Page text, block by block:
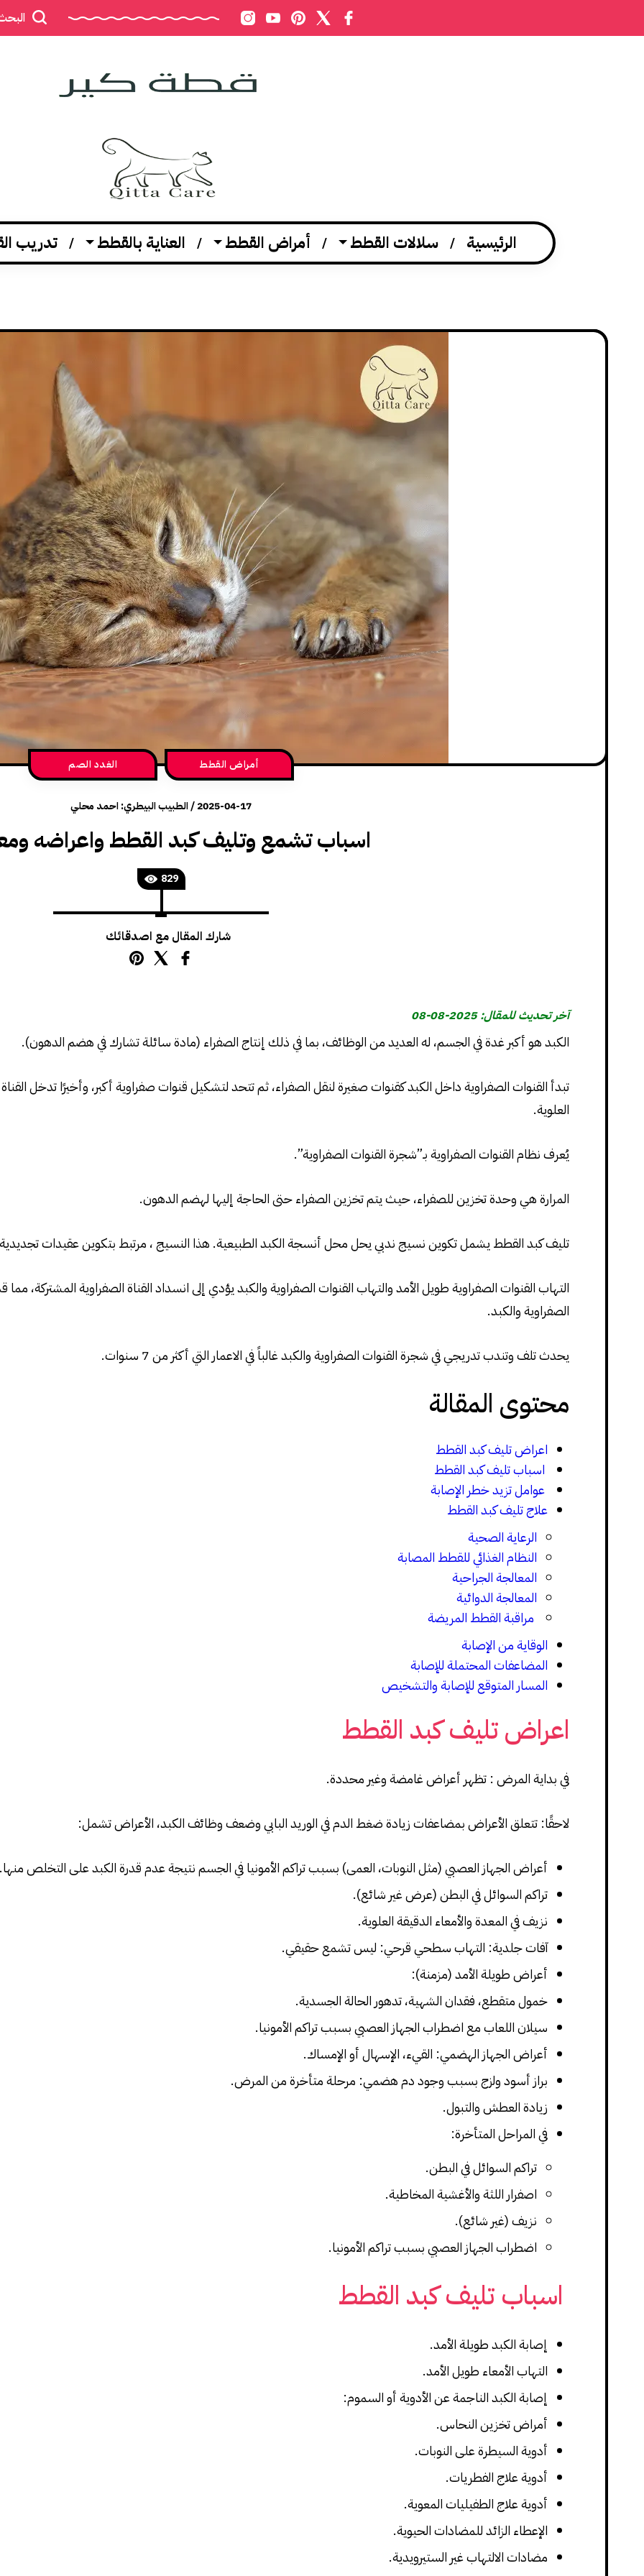
الرئيسية سلالات القطط أمراض القطط العناية بالقطط تدريب
أمراض القطط الغدد الصم
2025-04-17
/الطبيب البيطري: احمد محلي
اسباب تشمع وتليف كبد القطط واعراضه
829
شارك المقال مع اصدقائك
آخر تحديث للمقال: 2025-08-08
الكبد هو أكبر غدة في الجسم، له العديد من الوظائف، بما في ذلك إنتاج الصفراء (مادة سائلة تشارك في هضم الدهون).
تبدأ القنوات الصفراوية داخل الكبد كقنوات صغيرة لنقل الصفراء، ثم تتحد لتشكيل قنوات صفراوية أكبر، وأخيرًا تدخل
العلوية.
يُعرف نظام القنوات الصفراوية بـ”شجرة القنوات الصفراوية”.
المرارة هي وحدة تخزين للصفراء، حيث يتم تخزين الصفراء حتى الحاجة إليها لهضم الدهون.
تليف كبد القطط يشمل تكوين نسيج ندبي يحل محل أنسجة الكبد الطبيعية. هذا النسيج ، مرتبط بتكوين عقيدات تجديدية
التهاب القنوات الصفراوية طويل الأمد والتهاب القنوات الصفراوية والكبد يؤدي إلى انسداد القناة الصفراوية المشتركة،
الصفراوية والكبد.
يحدث تلف وتندب تدريجي في شجرة القنوات الصفراوية والكبد غالباً في الاعمار التي أكثر من 7 سنوات.
محتوى المقالة
اعراض تليف كبد القطط
اسباب تليف كبد القطط
عوامل تزيد خطر الإصابة
علاج تليف كبد القطط
الرعاية الصحية
النظام الغذائي للقطط المصابة
المعالجة الجراحية
المعالجة الدوائية
مراقبة القطط المريضة
الوقاية من الإصابة
المضاعفات المحتملة للإصابة
المسار المتوقع للإصابة والتشخيص
اعراض تليف كبد القطط
في بداية المرض : تظهر أعراض غامضة وغير محددة.
لاحقًا: تتعلق الأعراض بمضاعفات زيادة ضغط الدم في الوريد البابي وضعف وظائف الكبد، الأعراض تشمل:
أعراض الجهاز العصبي (مثل النوبات، العمى) بسبب تراكم الأمونيا في الجسم نتيجة عدم قدرة الكبد على التخلص منها.
تراكم السوائل في البطن (عرض غير شائع).
نزيف في المعدة والأمعاء الدقيقة العلوية.
آفات جلدية: التهاب سطحي قرحي: ليس تشمع حقيقي.
أعراض طويلة الأمد (مزمنة):
خمول متقطع، فقدان الشهية، تدهور الحالة الجسدية.
سيلان اللعاب مع اضطراب الجهاز العصبي بسبب تراكم الأمونيا.
أعراض الجهاز الهضمي: القيء، الإسهال أو الإمساك.
براز أسود ولزج بسبب وجود دم هضمي: مرحلة متأخرة من المرض.
زيادة العطش والتبول.
في المراحل المتأخرة:
تراكم السوائل في البطن.
اصفرار اللثة والأغشية المخاطية.
نزيف (غير شائع).
اضطراب الجهاز العصبي بسبب تراكم الأمونيا.
اسباب تليف كبد القطط
إصابة الكبد طويلة الأمد.
التهاب الأمعاء طويل الأمد.
إصابة الكبد الناجمة عن الأدوية أو السموم:
أمراض تخزين النحاس.
أدوية السيطرة على النوبات.
أدوية علاج الفطريات.
أدوية علاج الطفيليات المعوية.
الإعطاء الزائد للمضادات الحيوية.
مضادات الالتهاب غير الستيرويدية.